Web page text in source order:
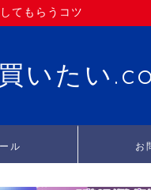
てもらうコツ
いたい
ル お